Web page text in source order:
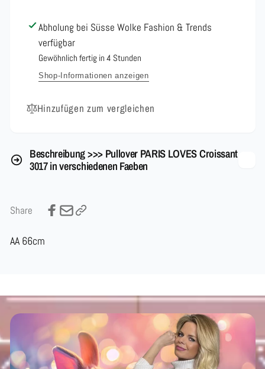
Faeben
verschiedenen
Faeben
Abholung bei Süsse Wolke Fashion & Trends
verfügbar
Gewöhnlich fertig in 4 Stunden
Shop-Informationen anzeigen
Hinzufügen zum vergleichen
Beschreibung >>> Pullover PARIS LOVES Croissant
3017 in verschiedenen Faeben
Share
AA 66cm